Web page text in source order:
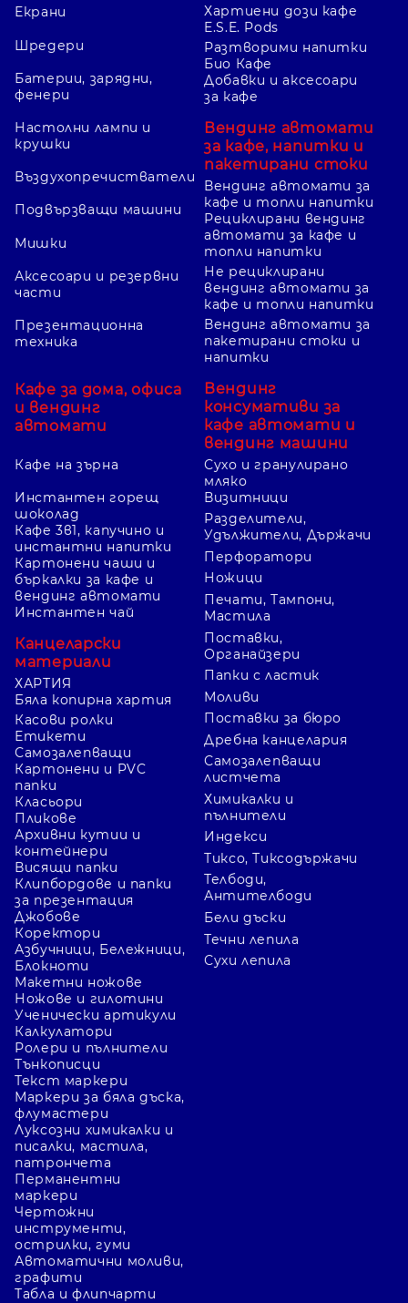
Екрани
Шредери
Батерии, зарядни,
фенери
Настолни лампи и
крушки
Въздухопречистватели
Подвързващи машини
Мишки
Аксесоари и резервни
части
Презентационна
техника
Кафе за дома, офиса
и вендинг
автомати
Кафе на зърна
Хартиени дози кафе
E.S.E. Pods
Разтворими напитки
Био Кафе
Добавки и аксесоари
за кафе
Вендинг автомати
за кафе, напитки и
пакетирани стоки
Вендинг автомати за
кафе и топли напитки
Рециклирани вендинг
автомати за кафе и
топли напитки
Не рециклирани
вендинг автомати за
кафе и топли напитки
Вендинг автомати за
пакетирани стоки и
напитки
Вендинг
консумативи за
кафе автомати и
вендинг машини
Сухо и гранулирано
мляко
Инстантен горещ
шоколад
Кафе 3в1, капучино и
инстантни напитки
Картонени чаши и
бъркалки за кафе и
вендинг автомати
Инстантен чай
Канцеларски
материали
ХАРТИЯ
Бяла копирна хартия
Касови ролки
Етикети
Самозалепващи
Картонени и PVC
папки
Класьори
Пликове
Архивни кутии и
контейнери
Висящи папки
Клипбордове и папки
за презентация
Джобове
Коректори
Азбучници, Бележници,
Блокноти
Визитници
Разделители,
Удължители, Държачи
Перфоратори
Ножици
Печати, Тампони,
Мастила
Поставки,
Органайзери
Папки с ластик
Моливи
Поставки за бюро
Дребна канцелария
Самозалепващи
листчета
Химикалки и
пълнители
Индекси
Тиксо, Тиксодържачи
Телбоди,
Антителбоди
Бели дъски
Течни лепила
Сухи лепила
Макетни ножове
Ножове и гилотини
Ученически артикули
Калкулатори
Ролери и пълнители
Тънкописци
Текст маркери
Маркери за бяла дъска,
флумастери
Луксозни химикалки и
писалки, мастила,
патрончета
Перманентни
маркери
Чертожни
инструменти,
острилки, гуми
Автоматични моливи,
графити
Табла и флипчарти